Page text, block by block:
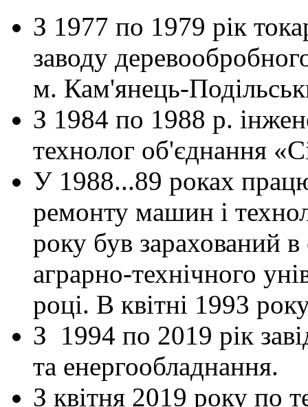
З 1977 по 1979 рік
заводу
м. Кам'янець-
З 1984 по 1988 р.
технолог об'єднання
У 1988...89 роках
ремонту машин і
року був зарахований в
аграрно-технічного
році. В квітні 1993
З 1994 по 2019 рік
та енергообладнання.
З квітня 2019 року по